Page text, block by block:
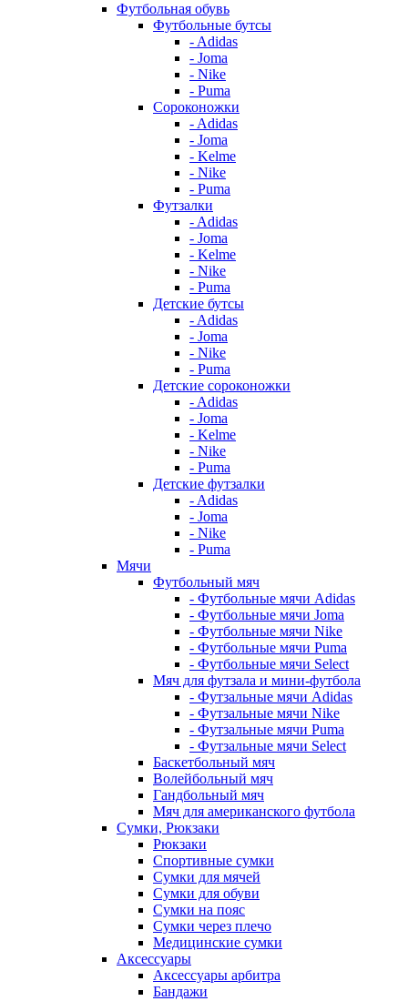
Футбольная обувь
Футбольные бутсы
- Adidas
- Joma
- Nike
- Puma
Сороконожки
- Adidas
- Joma
- Kelme
- Nike
- Puma
Футзалки
- Adidas
- Joma
- Kelme
- Nike
- Puma
Детские бутсы
- Adidas
- Joma
- Nike
- Puma
Детские сороконожки
- Adidas
- Joma
- Kelme
- Nike
- Puma
Детские футзалки
- Adidas
- Joma
- Nike
- Puma
Мячи
Футбольный мяч
- Футбольные мячи Adidas
- Футбольные мячи Joma
- Футбольные мячи Nike
- Футбольные мячи Puma
- Футбольные мячи Select
Мяч для футзала и мини-футбола
- Футзальные мячи Adidas
- Футзальные мячи Nike
- Футзальные мячи Puma
- Футзальные мячи Select
Баскетбольный мяч
Волейбольный мяч
Гандбольный мяч
Мяч для американского футбола
Сумки, Рюкзаки
Рюкзаки
Спортивные сумки
Сумки для мячей
Сумки для обуви
Сумки на пояс
Сумки через плечо
Медицинские сумки
Аксессуары
Аксессуары арбитра
Бандажи